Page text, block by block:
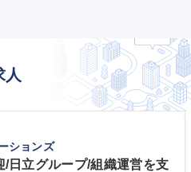
人
ションズ
/日立グループ/組織運営を支